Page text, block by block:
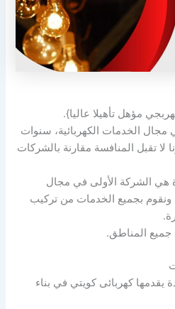
مؤهل تأهيلا عاليا}.
مجال الخدمات الكهربائية، سنوات
لا تقبل المنافسة مقارنة بالشركات
هي الشركة الأولى في مجال
ونقوم بجميع الخدمات من تركيب
المناطق.
يقدمها كهربائى كويتي في بناء